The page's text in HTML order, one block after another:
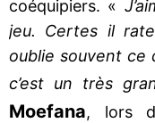
coéquipiers. «
jeu. Certes il
oublie souvent ce
c’est un très
Moefana, lors